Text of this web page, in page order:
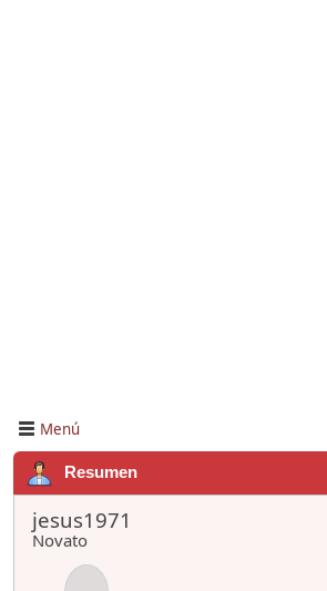
Menú
Resumen
jesus1971
Novato